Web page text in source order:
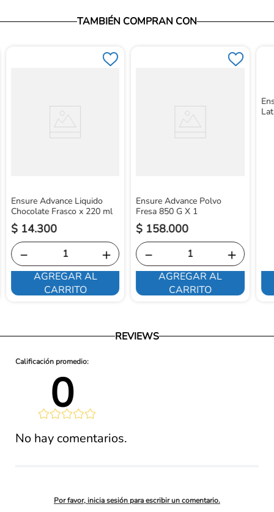
Vendedor: Ortopédicos Futuro
Garantía: Para conocer nuestra política de garantía, ingresa al
Términos y Condiciones: Para conocer nuestros términos y
ingresa al siguiente link:
https://www.ortopedicosfuturo.com/reversion-de-pago
TAMBIÉN COMPRAN CON
Ensure Advance Liquido
Chocolate Frasco x 220 ml
$ 14.300
＋
－
AGREGAR AL
CARRITO
Ensure Advance Polvo
Fresa 850 G X 1
$ 158.000
＋
－
AGREGAR AL
CARRITO
REVIEWS
0
Por favor, inicia sesión para escribir un comentario.
No hay comentarios.